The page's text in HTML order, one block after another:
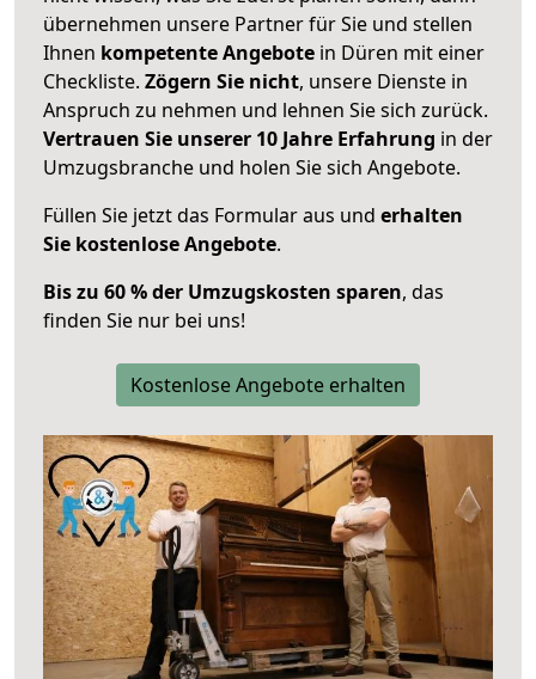
übernehmen unsere Partner für Sie und stellen
Ihnen kompetente Angebote in Düren mit einer
Checkliste. Zögern Sie nicht, unsere Dienste in
Anspruch zu nehmen und lehnen Sie sich zurück.
Vertrauen Sie unserer 10 Jahre Erfahrung in der
Umzugsbranche und holen Sie sich Angebote.
Füllen Sie jetzt das Formular aus und erhalten
Sie kostenlose Angebote.
Bis zu 60 % der Umzugskosten sparen, das
finden Sie nur bei uns!
Kostenlose Angebote erhalten